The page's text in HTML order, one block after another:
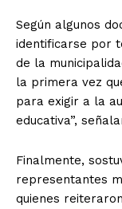
Según algunos
identificarse por
de la
la primera vez
para exigir a la
educativa”,
Finalmente,
representantes
quienes